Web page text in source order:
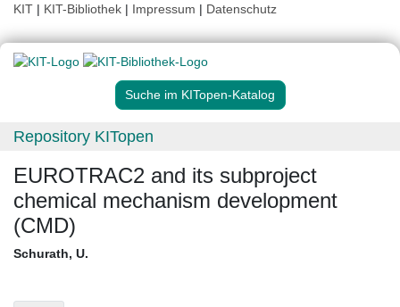
KIT | KIT-Bibliothek | Impressum | Datenschutz
Suche im KITopen-Katalog
Repository KITopen
EUROTRAC2 and its subproject
chemical mechanism development
(CMD)
Schurath, U.